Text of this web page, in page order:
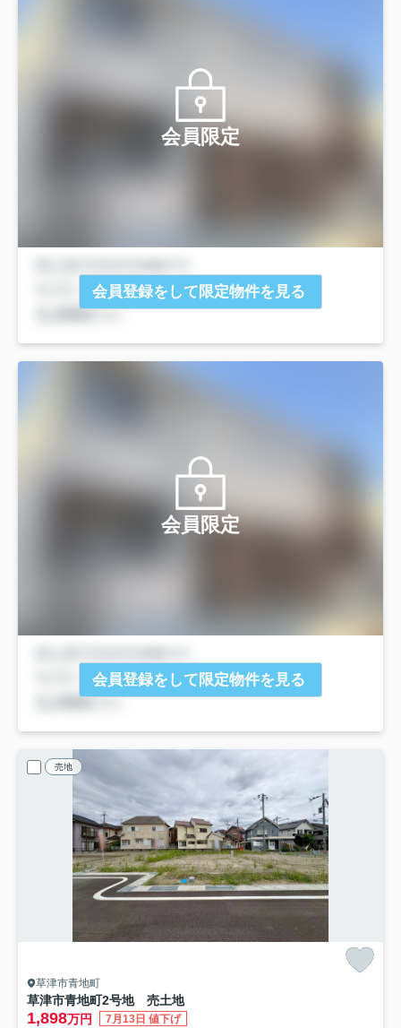
会員限定
会員登録をして限定物件を見る
会員限定
会員登録をして限定物件を見る
売地
草津市青地町
草津市青地町2号地 売土地
1,898万円 7月13日 値下げ